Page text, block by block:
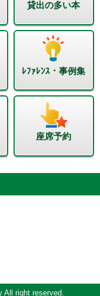
貸出の多い本
ﾚﾌｧﾚﾝｽ・事例集
座席予約
All right reserved.